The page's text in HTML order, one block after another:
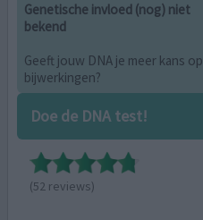
Genetische invloed (nog) niet
bekend
Geeft jouw DNA je meer kans op
bijwerkingen?
Doe de DNA test!
(52 reviews)